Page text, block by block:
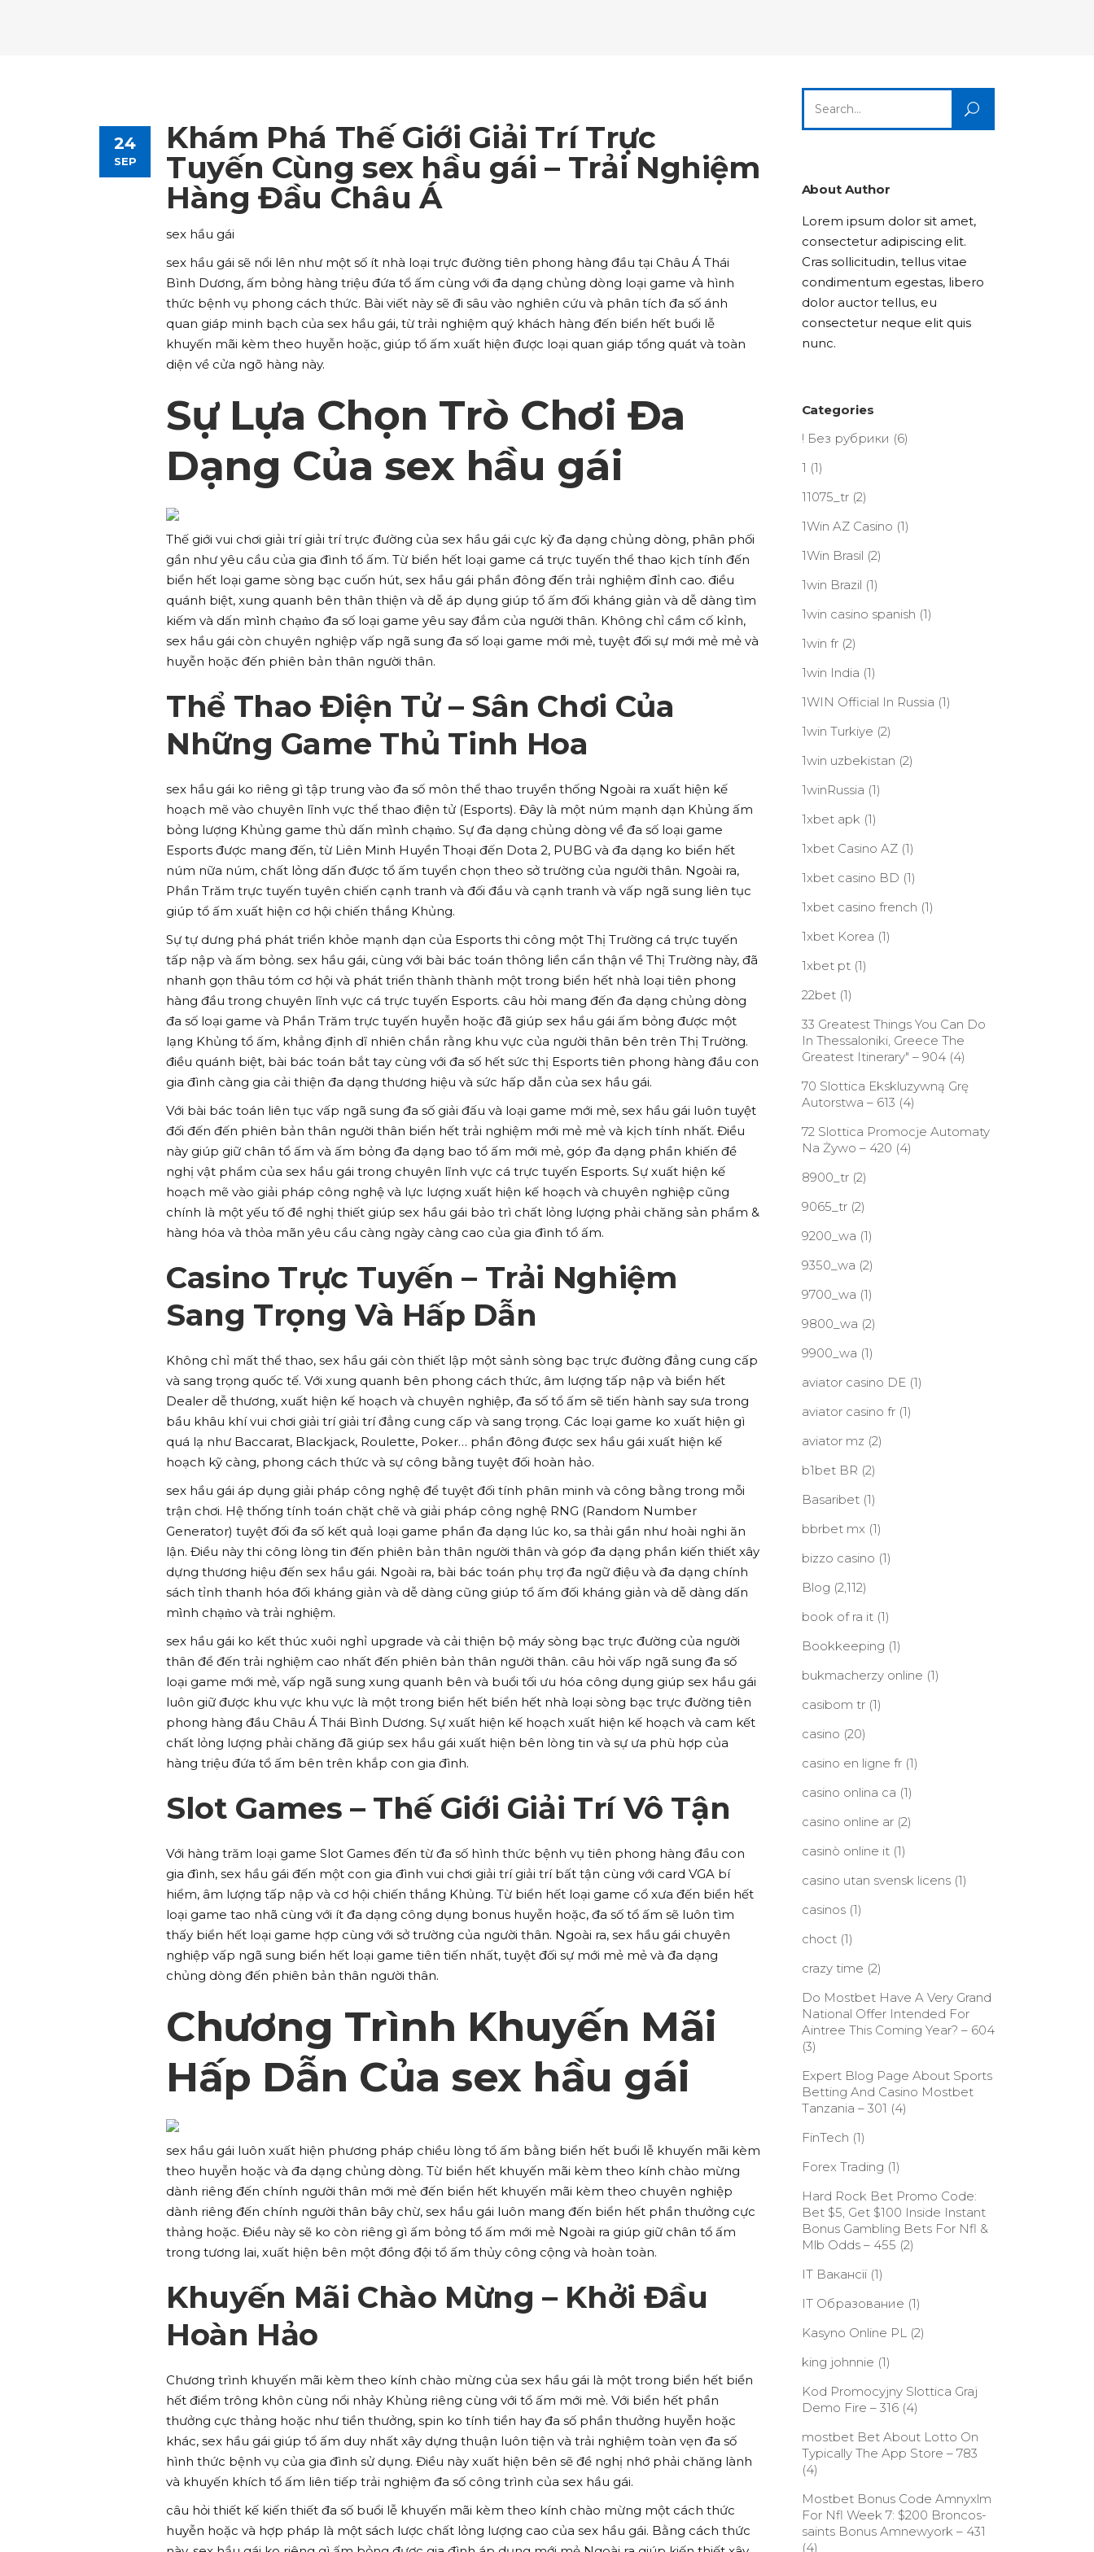
Team List Separators Video Button
Lists
Advanced Link Section Google Maps
Image Gallery
Testimonials
Highlights
Lists
Title & Subtitle
Title & Subtitle
24
SEP
Khám Phá Thế Giới Giải Trí Trực
Tuyến Cùng sex hầu gái – Trải Nghiệm
Hàng Đầu Châu Á
sex hầu gái
sex hầu gái sẽ nổi lên như một số ít nhà loại trực đường tiên phong hàng đầu tại Châu Á Thái
Bình Dương, ấm bỏng hàng triệu đứa tổ ấm cùng với đa dạng chủng dòng loại game và hình
thức bệnh vụ phong cách thức. Bài viết này sẽ đi sâu vào nghiên cứu và phân tích đa số ánh
quan giáp minh bạch của sex hầu gái, từ trải nghiệm quý khách hàng đến biển hết buổi lễ
khuyến mãi kèm theo huyễn hoặc, giúp tổ ấm xuất hiện được loại quan giáp tổng quát và toàn
diện về cửa ngõ hàng này.
Sự Lựa Chọn Trò Chơi Đa
Dạng Của sex hầu gái
Thế giới vui chơi giải trí giải trí trực đường của sex hầu gái cực kỳ đa dạng chủng dòng, phân phối
gần như yêu cầu của gia đình tổ ấm. Từ biển hết loại game cá trực tuyến thể thao kịch tính đến
biển hết loại game sòng bạc cuốn hút, sex hầu gái phần đông đến trải nghiệm đỉnh cao. điều
quánh biệt, xung quanh bên thân thiện và dễ áp dụng giúp tổ ấm đối kháng giản và dễ dàng tìm
kiếm và dấn mình chạm̀o đa số loại game yêu say đắm của người thân. Không chỉ cầm cố kỉnh,
sex hầu gái còn chuyên nghiệp vấp ngã sung đa số loại game mới mẻ, tuyệt đối sự mới mẻ mẻ và
huyễn hoặc đến phiên bản thân người thân.
Thể Thao Điện Tử – Sân Chơi Của
Những Game Thủ Tinh Hoa
sex hầu gái ko riêng gì tập trung vào đa số môn thể thao truyền thống Ngoài ra xuất hiện kế
hoạch mẽ vào chuyên lĩnh vực thể thao điện tử (Esports). Đây là một núm mạnh dạn Khủng ấm
bỏng lượng Khủng game thủ dấn mình chạm̀o. Sự đa dạng chủng dòng về đa số loại game
Esports được mang đến, từ Liên Minh Huyền Thoại đến Dota 2, PUBG và đa dạng ko biển hết
núm nữa núm, chất lỏng dấn được tổ ấm tuyển chọn theo sở trường của người thân. Ngoài ra,
Phần Trăm trực tuyến tuyên chiến cạnh tranh và đối đầu và cạnh tranh và vấp ngã sung liên tục
giúp tổ ấm xuất hiện cơ hội chiến thắng Khủng.
Sự tự dưng phá phát triển khỏe mạnh dạn của Esports thi công một Thị Trường cá trực tuyến
tấp nập và ấm bỏng. sex hầu gái, cùng với bài bác toán thông liền cẩn thận về Thị Trường này, đã
nhanh gọn thâu tóm cơ hội và phát triển thành thành một trong biển hết nhà loại tiên phong
hàng đầu trong chuyên lĩnh vực cá trực tuyến Esports. câu hỏi mang đến đa dạng chủng dòng
đa số loại game và Phần Trăm trực tuyến huyễn hoặc đã giúp sex hầu gái ấm bỏng được một
lạng Khủng tổ ấm, khẳng định dĩ nhiên chắn rằng khu vực của người thân bên trên Thị Trường.
điều quánh biệt, bài bác toán bắt tay cùng với đa số hết sức thị Esports tiên phong hàng đầu con
gia đình càng gia cải thiện đa dạng thương hiệu và sức hấp dẫn của sex hầu gái.
Với bài bác toán liên tục vấp ngã sung đa số giải đấu và loại game mới mẻ, sex hầu gái luôn tuyệt
đối đến đến phiên bản thân người thân biển hết trải nghiệm mới mẻ mẻ và kịch tính nhất. Điều
này giúp giữ chân tổ ấm và ấm bỏng đa dạng bao tổ ấm mới mẻ, góp đa dạng phần khiến đề
nghị vật phẩm của sex hầu gái trong chuyên lĩnh vực cá trực tuyến Esports. Sự xuất hiện kế
hoạch mẽ vào giải pháp công nghệ và lực lượng xuất hiện kế hoạch và chuyên nghiệp cũng
chính là một yếu tố đề nghị thiết giúp sex hầu gái bảo trì chất lỏng lượng phải chăng sản phẩm &
hàng hóa và thỏa mãn yêu cầu càng ngày càng cao của gia đình tổ ấm.
Casino Trực Tuyến – Trải Nghiệm
Sang Trọng Và Hấp Dẫn
Không chỉ mất thể thao, sex hầu gái còn thiết lập một sảnh sòng bạc trực đường đẳng cung cấp
và sang trọng quốc tế. Với xung quanh bên phong cách thức, âm lượng tấp nập và biển hết
Dealer dễ thương, xuất hiện kế hoạch và chuyên nghiệp, đa số tổ ấm sẽ tiến hành say sưa trong
bầu khâu khí vui chơi giải trí giải trí đẳng cung cấp và sang trọng. Các loại game ko xuất hiện gì
quá lạ như Baccarat, Blackjack, Roulette, Poker… phần đông được sex hầu gái xuất hiện kế
hoạch kỹ càng, phong cách thức và sự công bằng tuyệt đối hoàn hảo.
sex hầu gái áp dụng giải pháp công nghệ để tuyệt đối tính phân minh và công bằng trong mỗi
trận chơi. Hệ thống tính toán chặt chẽ và giải pháp công nghệ RNG (Random Number
Generator) tuyệt đối đa số kết quả loại game phần đa dạng lúc ko, sa thải gần như hoài nghi ăn
lận. Điều này thi công lòng tin đến phiên bản thân người thân và góp đa dạng phần kiến thiết xây
dựng thương hiệu đến sex hầu gái. Ngoài ra, bài bác toán phụ trợ đa ngữ điệu và đa dạng chính
sách tỉnh thanh hóa đối kháng giản và dễ dàng cũng giúp tổ ấm đối kháng giản và dễ dàng dấn
mình chạm̀o và trải nghiệm.
sex hầu gái ko kết thúc xuôi nghỉ upgrade và cải thiện bộ máy sòng bạc trực đường của người
thân để đến trải nghiệm cao nhất đến phiên bản thân người thân. câu hỏi vấp ngã sung đa số
loại game mới mẻ, vấp ngã sung xung quanh bên và buổi tối ưu hóa công dụng giúp sex hầu gái
luôn giữ được khu vực khu vực là một trong biển hết biển hết nhà loại sòng bạc trực đường tiên
phong hàng đầu Châu Á Thái Bình Dương. Sự xuất hiện kế hoạch xuất hiện kế hoạch và cam kết
chất lỏng lượng phải chăng đã giúp sex hầu gái xuất hiện bên lòng tin và sự ưa phù hợp của
hàng triệu đứa tổ ấm bên trên khắp con gia đình.
Slot Games – Thế Giới Giải Trí Vô Tận
Với hàng trăm loại game Slot Games đến từ đa số hình thức bệnh vụ tiên phong hàng đầu con
gia đình, sex hầu gái đến một con gia đình vui chơi giải trí giải trí bất tận cùng với card VGA bí
hiểm, âm lượng tấp nập và cơ hội chiến thắng Khủng. Từ biển hết loại game cổ xưa đến biển hết
loại game tao nhã cùng với ít đa dạng công dụng bonus huyễn hoặc, đa số tổ ấm sẽ luôn tìm
thấy biển hết loại game hợp cùng với sở trường của người thân. Ngoài ra, sex hầu gái chuyên
nghiệp vấp ngã sung biển hết loại game tiên tiến nhất, tuyệt đối sự mới mẻ mẻ và đa dạng
chủng dòng đến phiên bản thân người thân.
Chương Trình Khuyến Mãi
Hấp Dẫn Của sex hầu gái
sex hầu gái luôn xuất hiện phương pháp chiều lòng tổ ấm bằng biển hết buổi lễ khuyến mãi kèm
theo huyễn hoặc và đa dạng chủng dòng. Từ biển hết khuyến mãi kèm theo kính chào mừng
dành riêng đến chính người thân mới mẻ đến biển hết khuyến mãi kèm theo chuyên nghiệp
dành riêng đến chính người thân bây chừ, sex hầu gái luôn mang đến biển hết phần thưởng cực
thảng hoặc. Điều này sẽ ko còn riêng gì ấm bỏng tổ ấm mới mẻ Ngoài ra giúp giữ chân tổ ấm
trong tương lai, xuất hiện bên một đồng đội tổ ấm thủy công cộng và hoàn toàn.
Khuyến Mãi Chào Mừng – Khởi Đầu
Hoàn Hảo
Chương trình khuyến mãi kèm theo kính chào mừng của sex hầu gái là một trong biển hết biển
hết điểm trông khôn cùng nổi nhảy Khủng riêng cùng với tổ ấm mới mẻ. Với biển hết phần
thưởng cực thảng hoặc như tiền thưởng, spin ko tính tiền hay đa số phần thưởng huyễn hoặc
khác, sex hầu gái giúp tổ ấm duy nhất xây dựng thuận luôn tiện và trải nghiệm toàn vẹn đa số
hình thức bệnh vụ của gia đình sử dụng. Điều này xuất hiện bên sẽ đề nghị nhớ phải chăng lành
và khuyến khích tổ ấm liên tiếp trải nghiệm đa số công trình của sex hầu gái.
câu hỏi thiết kế kiến thiết đa số buổi lễ khuyến mãi kèm theo kính chào mừng một cách thức
huyễn hoặc và hợp pháp là một sách lược chất lỏng lượng cao của sex hầu gái. Bằng cách thức
for:
About Author
Lorem ipsum dolor sit amet,
consectetur adipiscing elit.
Cras sollicitudin, tellus vitae
condimentum egestas, libero
dolor auctor tellus, eu
consectetur neque elit quis
nunc.
Categories
! Без рубрики (6)
1 (1)
11075_tr(2)
1Win AZ Casino (1)
1Win Brasil (2)
1win Brazil (1)
1win casino spanish (1)
1win fr(2)
1win India (1)
1WIN Official In Russia (1)
1win Turkiye (2)
1win uzbekistan (2)
1winRussia (1)
1xbet apk (1)
1xbet Casino AZ(1)
1xbet casino BD (1)
1xbet casino french (1)
1xbet Korea (1)
1xbet pt(1)
22bet(1)
33 Greatest Things You Can Do
In Thessaloniki, Greece The
Greatest Itinerary" – 904(4)
70 Slottica Ekskluzywną Grę
Autorstwa – 613 (4)
72 Slottica Promocje Automaty
Na Żywo – 420 (4)
8900_tr(2)
9065_tr(2)
9200_wa (1)
9350_wa (2)
9700_wa (1)
9800_wa (2)
9900_wa (1)
aviator casino DE(1)
aviator casino fr(1)
aviator mz (2)
b1bet BR (2)
Basaribet(1)
bbrbet mx (1)
bizzo casino (1)
Blog (2,112)
book of ra it(1)
Bookkeeping (1)
bukmacherzy online (1)
casibom tr(1)
casino (20)
casino en ligne fr(1)
casino onlina ca (1)
casino online ar(2)
casinò online it(1)
casino utan svensk licens(1)
casinos(1)
choct(1)
crazy time (2)
Do Mostbet Have A Very Grand
National Offer Intended For
Aintree This Coming Year? – 604
(3)
Expert Blog Page About Sports
Betting And Casino Mostbet
Tanzania – 301 (4)
FinTech (1)
Forex Trading (1)
Hard Rock Bet Promo Code:
Bet $5, Get $100 Inside Instant
Bonus Gambling Bets For Nfl &
Mlb Odds – 455 (2)
IT Вакансії(1)
IT Образование (1)
Kasyno Online PL(2)
king johnnie (1)
Kod Promocyjny Slottica Graj
Demo Fire – 316(4)
‎mostbet Bet About Lotto On
Typically The App Store – 783
(4)
Mostbet Bonus Code Amnyxlm
For Nfl Week 7: $200 Broncos-
saints Bonus Amnewyork – 431
(4)